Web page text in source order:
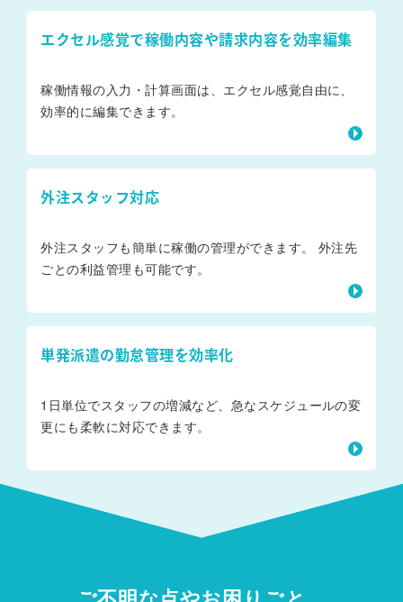
エクセル感覚で稼働内容や請求内容を効率編集
稼働情報の入力・計算画面は、エクセル感覚自由に、
効率的に編集できます。
外注スタッフ対応
外注スタッフも簡単に稼働の管理ができます。 外注先
ごとの利益管理も可能です。
単発派遣の勤怠管理を効率化
1日単位でスタッフの増減など、急なスケジュールの変
更にも柔軟に対応できます。